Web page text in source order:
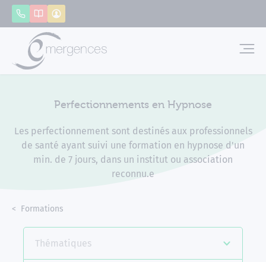
AppelerCatalogue
Perfectionnements en Hypnose
Les perfectionnement sont destinés aux professionnels
de santé ayant suivi une formation en hypnose d'un
min. de 7 jours, dans un institut ou association
reconnu.e
Accueil
Formations
Thématiques
Panneau de gestion des cookies